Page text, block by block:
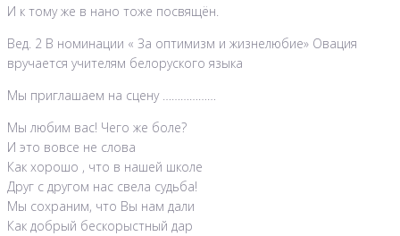
И к тому же в нано тоже посвящён.
Вед. 2 В номинации « За оптимизм и жизнелюбие» Овация
вручается учителям белоруского языка
Мы приглашаем на сцену ………………
Мы любим вас! Чего же боле?
И это вовсе не слова
Как хорошо , что в нашей школе
Друг с другом нас свела судьба!
Мы сохраним, что Вы нам дали
Как добрый бескорыстный дар